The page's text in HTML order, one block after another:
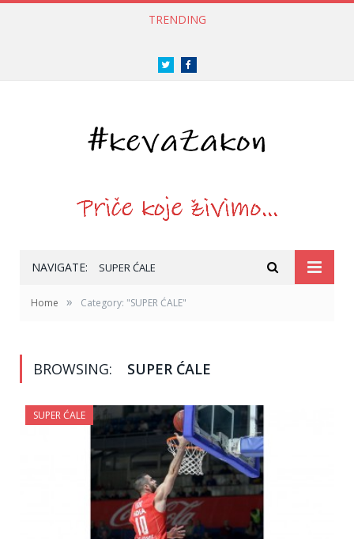
TRENDING
Twitter
NAVIGATE: SUPER ĆALE
Home » Category: "SUPER ĆALE"
BROWSING: SUPER ĆALE
SUPER ĆALE